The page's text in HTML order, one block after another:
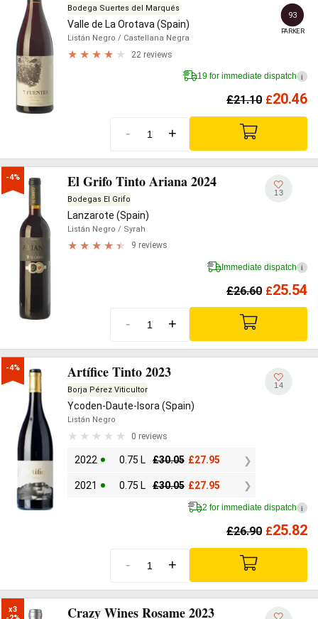
Bodega Suertes del Marqués
Valle de La Orotava (Spain)
Listán Negro / Castellana Negra
22 reviews
93
PARKER
19 for immediate dispatch i
£21.10 £20.46
- +
-4% El Grifo Tinto Ariana 2024
Bodegas El Grifo
Lanzarote (Spain)
Listán Negro / Syrah
9 reviews
13
Immediate dispatch i
£26.60 £25.54
- +
-4% Artífice Tinto 2023
Borja Pérez Viticultor
Ycoden-Daute-Isora (Spain)
Listán Negro
0 reviews
2022 0.75 L £30.05 £27.95
2021 0.75 L £30.05 £27.95
14
2 for immediate dispatch i
£26.90 £25.82
- +
x3
Crazy Wines Rosame 2023